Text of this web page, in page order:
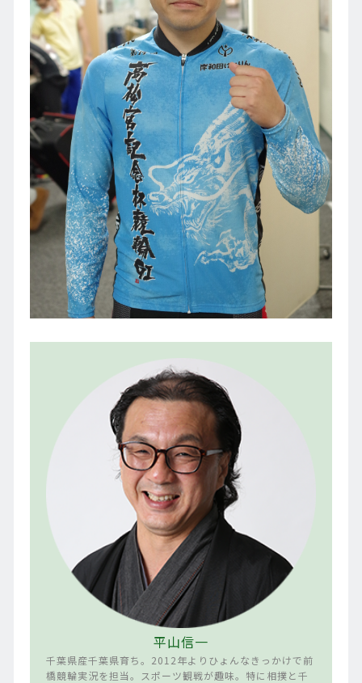
平山信一
千葉県産千葉県育ち。2012年よりひょんなきっかけで前
橋競輪実況を担当。スポーツ観戦が趣味。特に相撲と千